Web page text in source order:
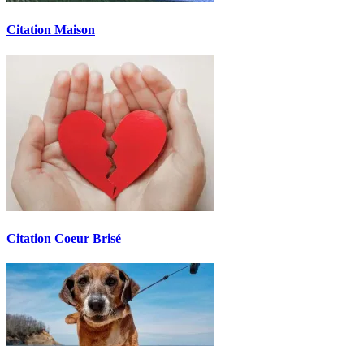
Citation Maison
Citation Coeur Brisé